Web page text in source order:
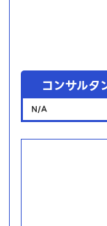
コンサル
N/A